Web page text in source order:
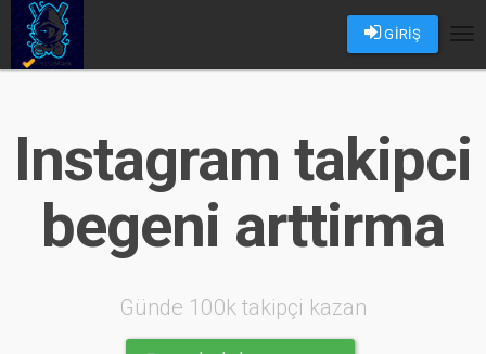
GİRİŞ
Instagram takipci
begeni arttirma
Günde 100k takipçi kazan